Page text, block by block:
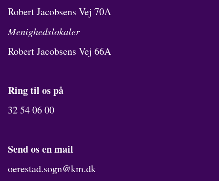
Robert Jacobsens Vej 70A
Menighedslokaler
Robert Jacobsens Vej 66A
Ring til os på
32 54 06 00
Send os en mail
oerestad.sogn@km.dk